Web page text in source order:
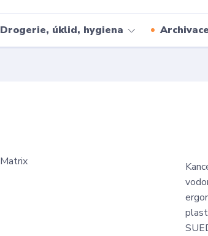
Drogerie, úklid, hygiena